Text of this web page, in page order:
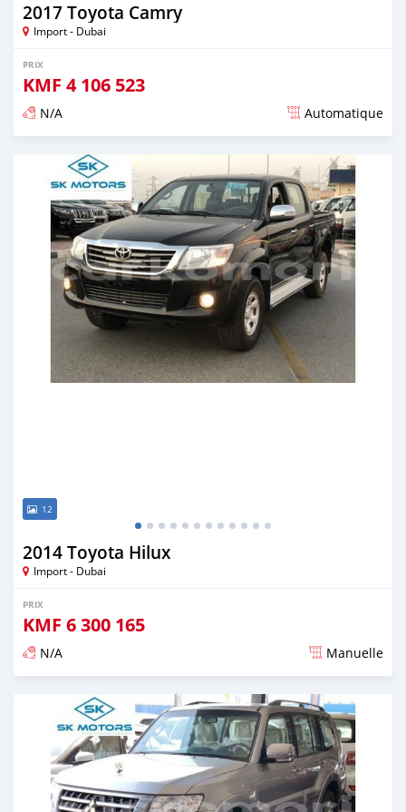
2017 Toyota Camry
Import - Dubai
PRIX
KMF 4 106 523
N/A Automatique
Publié il y a presque 6 ans
12
2014 Toyota Hilux
Import - Dubai
PRIX
KMF 6 300 165
N/A Manuelle